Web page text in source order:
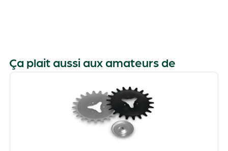
Ça plait aussi aux amateurs de